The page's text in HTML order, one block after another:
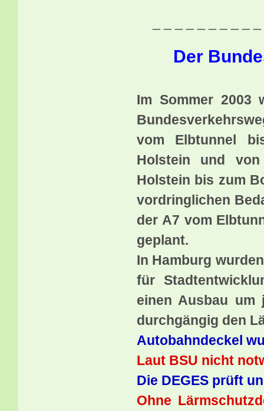
Der
Im Sommer 2003
vom Elbtunnel
Holstein und
Holstein bis zum
vordringlichen
der A7 vom
geplant.
In Hamburg
für
einen Ausbau um
durchgängig den
Autobahndeckel
Laut BSU nicht
Die DEGES prüft
Ohne